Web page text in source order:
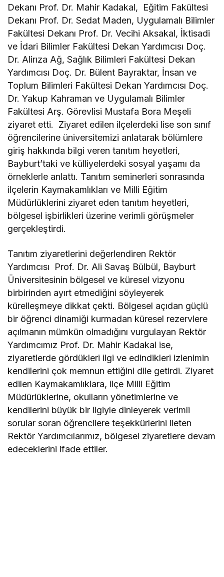
Dekanı Prof. Dr. Mahir Kadakal, Eğitim Fakültesi
Dekanı Prof. Dr. Sedat Maden, Uygulamalı Bilimler
Fakültesi Dekanı Prof. Dr. Vecihi Aksakal, İktisadi
ve İdari Bilimler Fakültesi Dekan Yardımcısı Doç.
Dr. Alirıza Ağ, Sağlık Bilimleri Fakültesi Dekan
Yardımcısı Doç. Dr. Bülent Bayraktar, İnsan ve
Toplum Bilimleri Fakültesi Dekan Yardımcısı Doç.
Dr. Yakup Kahraman ve Uygulamalı Bilimler
Fakültesi Arş. Görevlisi Mustafa Bora Meşeli
ziyaret etti. Ziyaret edilen ilçelerdeki lise son sınıf
öğrencilerine üniversitemizi anlatarak bölümlere
giriş hakkında bilgi veren tanıtım heyetleri,
Bayburt’taki ve külliyelerdeki sosyal yaşamı da
örneklerle anlattı. Tanıtım seminerleri sonrasında
ilçelerin Kaymakamlıkları ve Milli Eğitim
Müdürlüklerini ziyaret eden tanıtım heyetleri,
bölgesel işbirlikleri üzerine verimli görüşmeler
gerçekleştirdi.
Tanıtım ziyaretlerini değerlendiren Rektör
Yardımcısı Prof. Dr. Ali Savaş Bülbül, Bayburt
Üniversitesinin bölgesel ve küresel vizyonu
birbirinden ayırt etmediğini söyleyerek
kürelleşmeye dikkat çekti. Bölgesel açıdan güçlü
bir öğrenci dinamiği kurmadan küresel rezervlere
açılmanın mümkün olmadığını vurgulayan Rektör
Yardımcımız Prof. Dr. Mahir Kadakal ise,
ziyaretlerde gördükleri ilgi ve edindikleri izlenimin
kendilerini çok memnun ettiğini dile getirdi. Ziyaret
edilen Kaymakamlıklara, ilçe Milli Eğitim
Müdürlüklerine, okulların yönetimlerine ve
kendilerini büyük bir ilgiyle dinleyerek verimli
sorular soran öğrencilere teşekkürlerini ileten
Rektör Yardımcılarımız, bölgesel ziyaretlere devam
edeceklerini ifade ettiler.